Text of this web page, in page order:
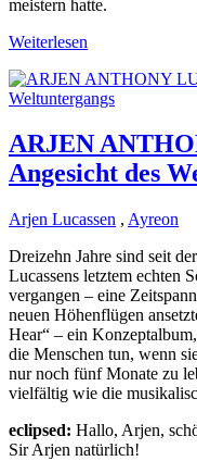
meistern hatte.
Weiterlesen
ARJEN
Angesicht des
Arjen Lucassen , Ayreon
Dreizehn Jahre sind seit
Lucassens letztem echten
vergangen – eine
neuen Höhenflügen
Hear“ – ein
die Menschen tun, wenn
nur noch fünf Monate zu
vielfältig wie die
eclipsed: Hallo, Arjen,
Sir Arjen natürlich!